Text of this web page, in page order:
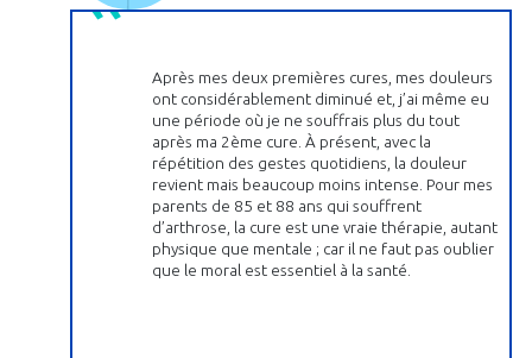
Après mes deux premières cures, mes douleurs
ont considérablement diminué et, j’ai même eu
une période où je ne souffrais plus du tout
après ma 2ème cure. À présent, avec la
répétition des gestes quotidiens, la douleur
revient mais beaucoup moins intense. Pour mes
parents de 85 et 88 ans qui souffrent
d’arthrose, la cure est une vraie thérapie, autant
physique que mentale ; car il ne faut pas oublier
que le moral est essentiel à la santé.